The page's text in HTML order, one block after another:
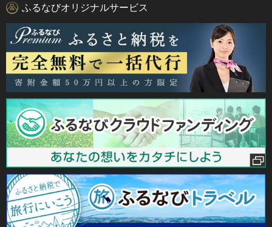
ふるなびオリジナルサービス